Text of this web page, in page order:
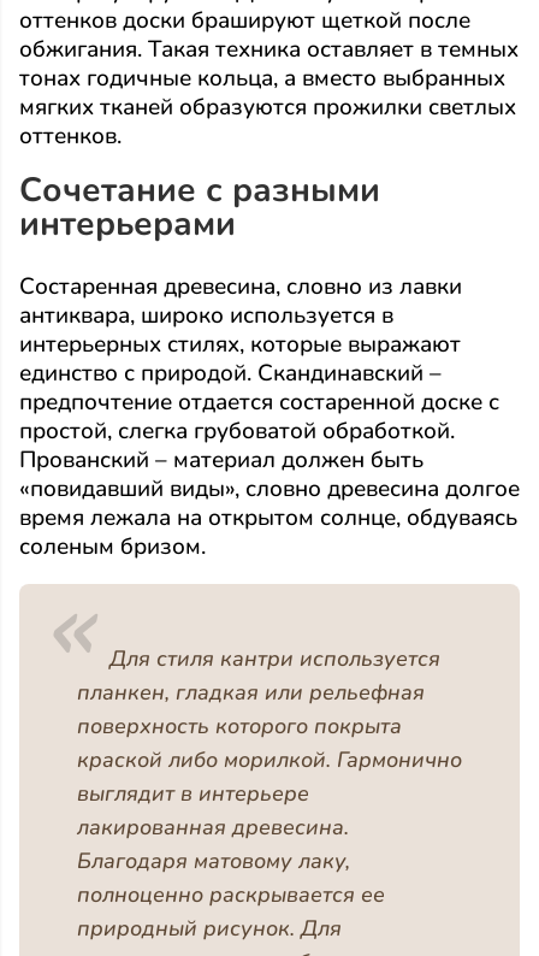
оттенков доски брашируют щеткой после
обжигания. Такая техника оставляет в темных
тонах годичные кольца, а вместо выбранных
мягких тканей образуются прожилки светлых
оттенков.
Сочетание с разными
интерьерами
Состаренная древесина, словно из лавки
антиквара, широко используется в
интерьерных стилях, которые выражают
единство с природой. Скандинавский –
предпочтение отдается состаренной доске с
простой, слегка грубоватой обработкой.
Прованский – материал должен быть
«повидавший виды», словно древесина долгое
время лежала на открытом солнце, обдуваясь
соленым бризом.
Для стиля кантри используется
планкен, гладкая или рельефная
поверхность которого покрыта
краской либо морилкой. Гармонично
выглядит в интерьере
лакированная древесина.
Благодаря матовому лаку,
полноценно раскрывается ее
природный рисунок. Для